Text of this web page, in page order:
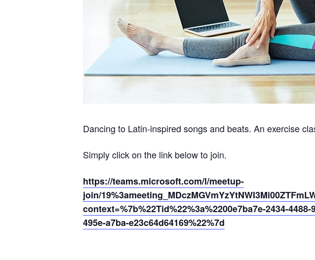
Dancing to Latin-inspired songs and beats. An exercise
Simply click on the link below to join.
https://teams.microsoft.com/l/meetup-
join/
context=%7b%22Tid%22%3a%2200e7ba7e-2434-
495e-a7ba-e23c64d64169%22%7d